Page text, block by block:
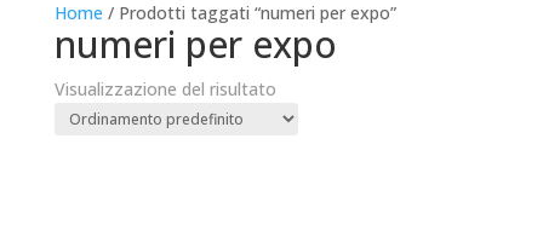
Home / Prodotti taggati “numeri per expo”
numeri per expo
Visualizzazione del risultato